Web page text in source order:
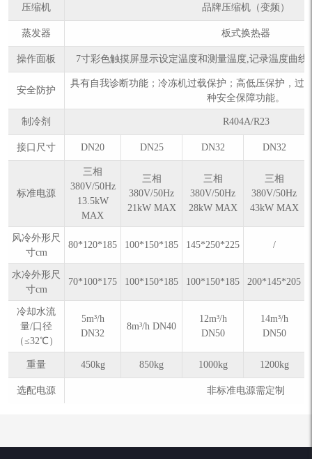
压缩机 品牌压缩机（变频）
蒸发器 板式换热器
操作面板 7寸彩色触摸屏显示设定温度和测量温度,记录温度曲线
安全防护
具有自我诊断功能；冷冻机过载保护；高低压保护，过
种安全保障功能。
制冷剂 R404A/R23
接口尺寸 DN20 DN25 DN32 DN32
标准电源
三相
380V/50Hz
13.5kW
MAX
三相
380V/50Hz
21kW MAX
三相
380V/50Hz
28kW MAX
三相
380V/50Hz
43kW MAX
风冷外形尺
寸cm
80*120*185 100*150*185 145*250*225 /
水冷外形尺
寸cm
70*100*175 100*150*185 100*150*185 200*145*205
冷却水流
量/口径
（≤32℃）
5m³/h
DN32
8m³/h DN40
12m³/h
DN50
14m³/h
DN50
重量 450kg 850kg 1000kg 1200kg
选配电源 非标准电源需定制